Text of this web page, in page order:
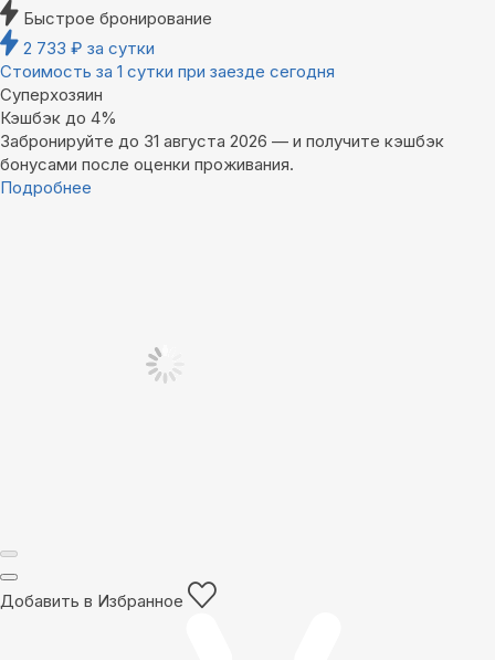
Быстрое бронирование
2 733 ₽ за сутки
Стоимость за 1 сутки при заезде сегодня
Суперхозяин
Кэшбэк до 4%
Забронируйте до 31 августа 2026 — и получите кэшбэк
бонусами после оценки проживания.
Подробнее
Добавить в Избранное